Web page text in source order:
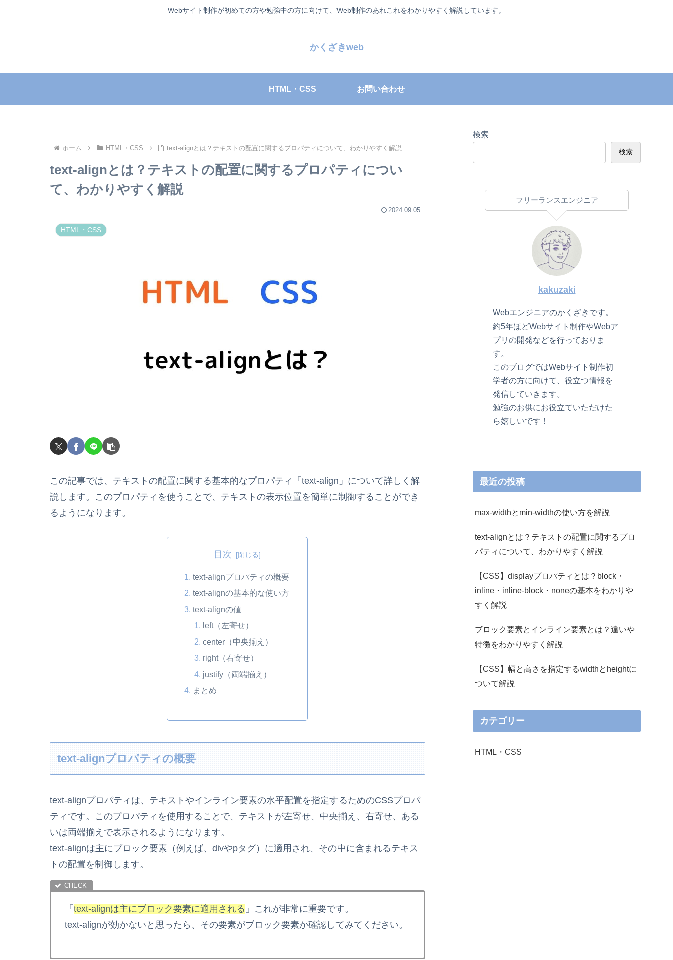
Webサイト制作が初めての方や勉強中の方に向けて、Web制作のあれこれをわかりやすく解説しています。
かくざきweb
HTML・CSS お問い合わせ
ホーム HTML・CSS text-alignとは？テキストの配置に関するプロパティについて、わかりやすく解説
text-alignとは？テキストの配置に関するプロパティについ
て、わかりやすく解説
2024.09.05
HTML・CSS
この記事では、テキストの配置に関する基本的なプロパティ「text-align」について詳しく解
説します。このプロパティを使うことで、テキストの表示位置を簡単に制御することができ
るようになります。
目次
text-alignプロパティの概要
text-alignの基本的な使い方
text-alignの値
left（左寄せ）
center（中央揃え）
right（右寄せ）
justify（両端揃え）
まとめ
text-alignプロパティの概要
text-alignプロパティは、テキストやインライン要素の水平配置を指定するためのCSSプロパ
ティです。このプロパティを使用することで、テキストが左寄せ、中央揃え、右寄せ、ある
いは両端揃えで表示されるようになります。
text-alignは主にブロック要素（例えば、divやpタグ）に適用され、その中に含まれるテキス
トの配置を制御します。
「 text-alignは主にブロック要素に適用される 」これが非常に重要です。
text-alignが効かないと思ったら、その要素がブロック要素か確認してみてください。
検索
検索
フリーランスエンジニア
kakuzaki
Webエンジニアのかくざきです。
約5年ほどWebサイト制作やWebア
プリの開発などを行っておりま
す。
このブログではWebサイト制作初
学者の方に向けて、役立つ情報を
発信していきます。
勉強のお供にお役立ていただけた
ら嬉しいです！
最近の投稿
max-widthとmin-widthの使い方を解説
text-alignとは？テキストの配置に関するプロ
パティについて、わかりやすく解説
【CSS】displayプロパティとは？block・
inline・inline-block・noneの基本をわかりや
すく解説
ブロック要素とインライン要素とは？違いや
特徴をわかりやすく解説
【CSS】幅と高さを指定するwidthとheightに
ついて解説
カテゴリー
HTML・CSS